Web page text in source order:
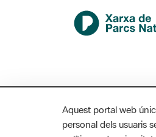
Aquest portal web
personal dels usuaris